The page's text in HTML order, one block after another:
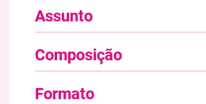
Assunto
Composição
Formato